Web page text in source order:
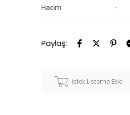
Hacim -
Paylaş:
İstek Listeme Ekle